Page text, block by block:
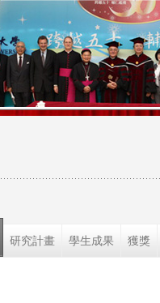
研究計畫 學生成果 獲獎